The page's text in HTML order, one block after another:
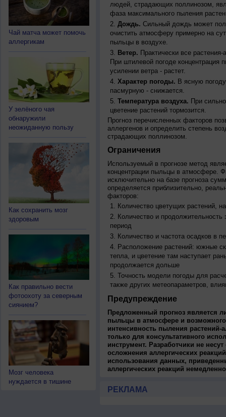
Чай матча может помочь
аллергикам
У зелёного чая
обнаружили
неожиданную пользу
Как сохранить мозг
здоровым
Как правильно вести
фотоохоту за северным
сиянием?
Мозг человека
нуждается в тишине
людей, страдающих поллинозом,
фаза максимального пыления
Дождь. Сильный дождь может
очистить атмосферу примерно на
пыльцы в воздухе.
Ветер. Практически все
При штилевой погоде
усилении ветра - растет.
Характер погоды. В ясную
пасмурную - снижается.
Температура воздуха. При
цветение растений тормозится.
Прогноз перечисленных факторов
аллергенов и определить степень
страдающих поллинозом.
Ограничения
Используемый в прогнозе метод
концентрации пыльцы в атмосфере.
исключительно на базе прогноза
определяется приблизительно,
факторов:
Количество цветущих растений,
Количество и продолжительность
период
Количество и частота осадков в
Расположение растений: южные
тепла, и цветение там наступает
продолжается дольше
Точность модели погоды для
также других метеопараметров,
Предупреждение
Предложенный прогноз является
пыльцы в атмосфере и
интенсивность пыления растений-
только для консультативного
инструмент. Разработчики не
осложнения аллергических
использования данных,
аллергических реакций
РЕКЛАМА